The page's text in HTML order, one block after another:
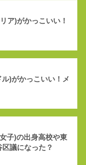
ア)がかっこいい！
)がかっこいい！メ
子)の出身高校や東
議になった？